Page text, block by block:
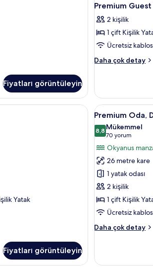
Fiyatları görüntüleyin
Premium Guest
2 kişilik
1 çift Kişilik
Ücretsiz
Daha çok detay
Premium
daha
fazla
detay
yatak takımı, minibar, odada kasa, masa
Yatak
Fiyatları görüntüleyin
Premium
Oda,
Deniz
Manzaralı
için
tüm
fotoğrafları
görün
7
Premium Oda,
8,88,8 / 10
Mükemmel
70 yorum
(70
yorum)
Okyanus
26 metre kare
1 yatak odası
2 kişilik
1 çift Kişilik
Ücretsiz
Daha çok detay
Premium
hakkında